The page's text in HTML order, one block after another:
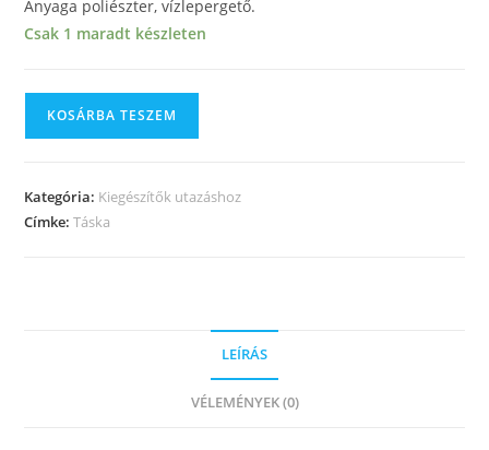
Anyaga poliészter, vízlepergető.
Csak 1 maradt készleten
KOSÁRBA TESZEM
Kategória: Kiegészítők utazáshoz
Címke:Táska
LEÍRÁS
VÉLEMÉNYEK (0)